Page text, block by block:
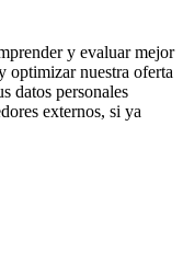
y evaluar mejor
optimizar nuestra oferta
datos personales
externos, si ya